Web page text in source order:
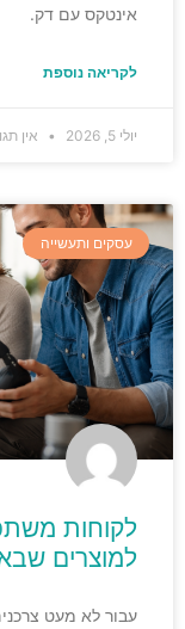
אינטקס עם דק.
לקריאה נוספת
יולי 5, 2026 אין
עסקים ותעשייה
למוצרים